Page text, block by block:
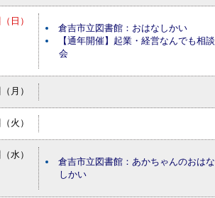
（日）
倉吉市立図書館：おはなしかい
【通年開催】起業・経営なんでも相談
会
（月）
（火）
（水）
倉吉市立図書館：あかちゃんのおはな
しかい